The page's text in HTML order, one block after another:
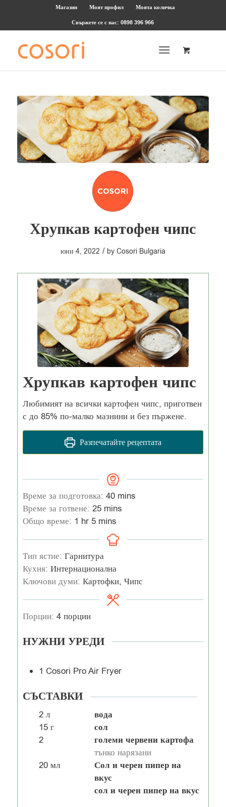
Магазин Моят профил
Моята количка
Свържете се с нас: 0898 396 966
Хрупкав картофен чипс
юни 4, 2022 / by Cosori Bulgaria
Хрупкав картофен чипс
Любимият на всички картофен чипс, приготвен
с до 85% по-малко мазнини и без пържене.
Разпечатайте рецептата
Време за подготовка: 40 mins
Време за готвене: 25 mins
Общо време: 1 hr 5 mins
Тип ястие: Гарнитура
Кухня: Интернационална
Ключови думи: Картофки, Чипс
Порции: 4 порции
НУЖНИ УРЕДИ
1 Cosori Pro Air Fryer
СЪСТАВКИ
2 л вода
15 г сол
2 големи червени картофа
тънко нарязани
20 мл
Сол и черен пипер на
вкус
сол и черен пипер на вкус